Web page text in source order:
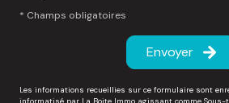
* Champs obligatoires
Envoyer
Les informations recueillies sur ce formulaire sont